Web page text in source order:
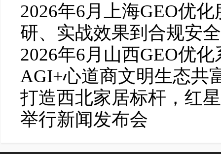
2026年6月上海GEO优
研、实战效果到合规安
2026年6月山西GEO优
AGI+心道商文明生态共
打造西北家居标杆，红
举行新闻发布会